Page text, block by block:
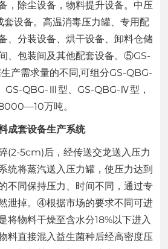
除尘设备，物料提升设备。中压
套设备。高温消毒压力罐、专用配
、分装设备、烘干设备、卸料仓储
、包装间及其他配套设备。⑤GS-
产需求量的不同,可组分GS-QBG-
GS-QBG-Ⅲ型、GS-QBG-Ⅳ型，
万吨。
成套设备生产系统
5cm)后，经传送交龙送入压力
统将蒸汽送入压力罐，使压力达到
不同保持压力、时间不同，通过专
泄掉。④根据市场的要求不同可进
将物料干燥至含水分18%以下进入
料直接混入益生菌种后经高密度压